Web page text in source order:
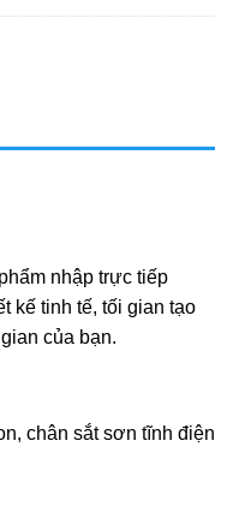
nhập trực tiếp
kế tinh tế, tối gian tạo
của bạn.
chân sắt sơn tĩnh điện